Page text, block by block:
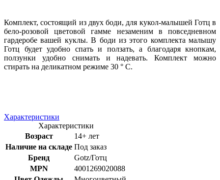
Комплект, состоящий из двух боди, для кукол-малышей Готц в
бело-розовой цветовой гамме незаменим в повседневном
гардеробе вашей куклы. В боди из этого комплекта малышу
Готц будет удобно спать и ползать, а благодаря кнопкам,
ползунки удобно снимать и надевать. Комплект можно
стирать на деликатном режиме 30 ° C.
Характеристики
Характеристики
Возраст
14+ лет
Наличие на складе Под заказ
Бренд
Gotz/Готц
MPN
4001269020088